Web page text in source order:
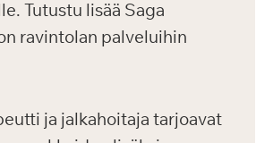
Tutustu lisää Saga
ravintolan palveluihin
ja jalkahoitaja tarjoavat